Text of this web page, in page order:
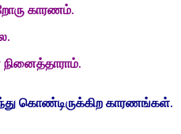
காரணம்.
கொண்டிருக்கிற காரணங்கள்.